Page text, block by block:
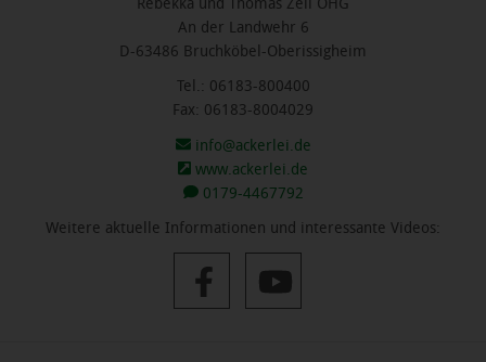
An der Landwehr 6
D-63486 Bruchköbel-Oberissigheim
Tel.: 06183-800400
Fax: 06183-8004029
info@ackerlei.de
www.ackerlei.de
0179-4467792
Weitere aktuelle Informationen und interessante Videos: